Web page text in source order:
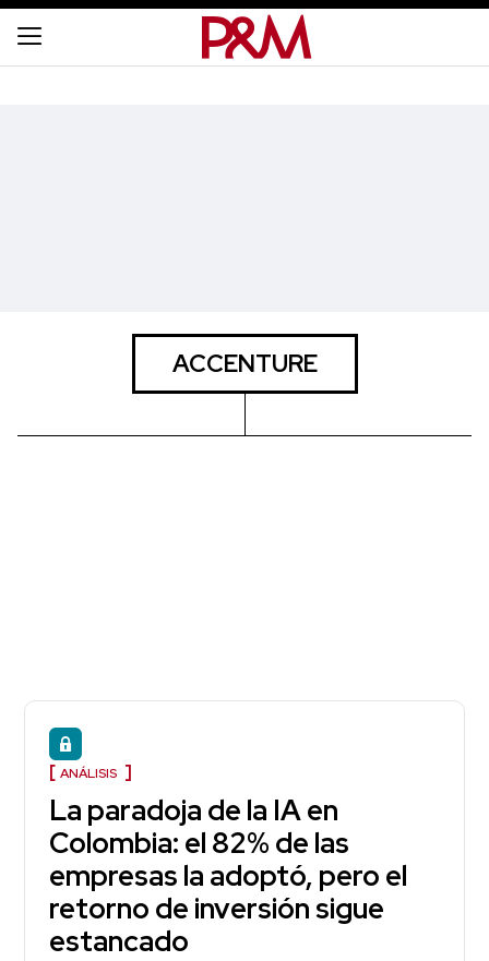
ACCENTURE
ANÁLISIS
La paradoja de la IA en
Colombia: el 82% de las
empresas la adoptó, pero el
retorno de inversión sigue
estancado